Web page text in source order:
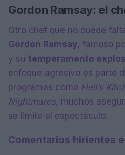
Gordon Ramsay: el
Otro chef que no puede
Gordon Ramsay, famoso
y su temperamento
enfoque agresivo es parte
programas como Hell’s
Nightmares, muchos
se limita al espectáculo.
Comentarios hirientes